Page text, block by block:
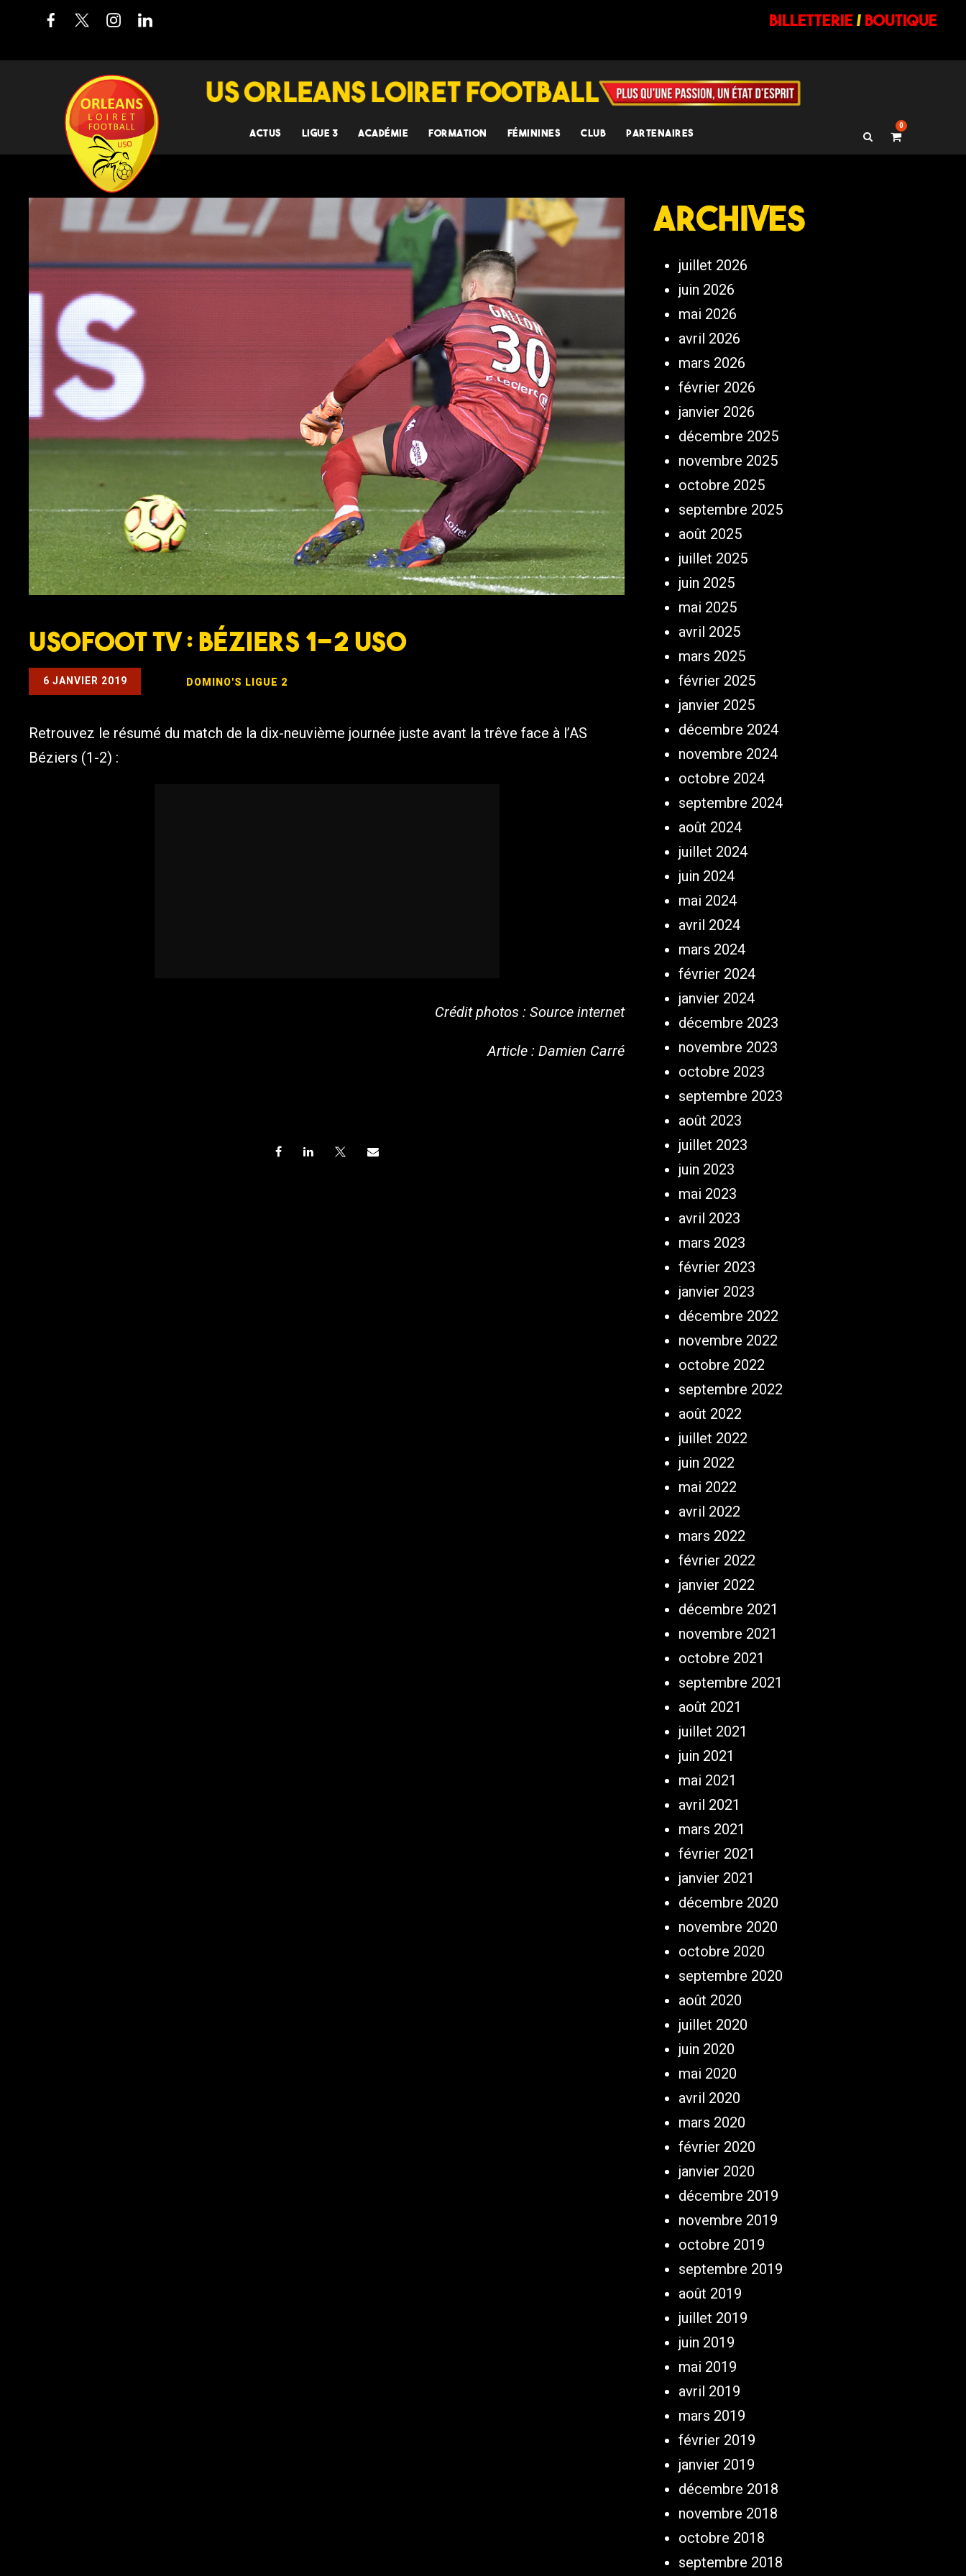
billetterie/ BOUTIQUE
ACTUS LIGUE 3 ACADÉMIE FORMATION FÉMININES CLUB PARTENAIRES
0
USOFOOT TV : Béziers 1-2 USO
6 JANVIER 2019 DOMINO'S LIGUE 2
Retrouvez le résumé du match de la dix-neuvième journée juste avant la trêve face à l’AS
Béziers (1-2) :
Crédit photos : Source internet
Article : Damien Carré
Archives
juillet 2026
juin 2026
mai 2026
avril 2026
mars 2026
février 2026
janvier 2026
décembre 2025
novembre 2025
octobre 2025
septembre 2025
août 2025
juillet 2025
juin 2025
mai 2025
avril 2025
mars 2025
février 2025
janvier 2025
décembre 2024
novembre 2024
octobre 2024
septembre 2024
août 2024
juillet 2024
juin 2024
mai 2024
avril 2024
mars 2024
février 2024
janvier 2024
décembre 2023
novembre 2023
octobre 2023
septembre 2023
août 2023
juillet 2023
juin 2023
mai 2023
avril 2023
mars 2023
février 2023
janvier 2023
décembre 2022
novembre 2022
octobre 2022
septembre 2022
août 2022
juillet 2022
juin 2022
mai 2022
avril 2022
mars 2022
février 2022
janvier 2022
décembre 2021
novembre 2021
octobre 2021
septembre 2021
août 2021
juillet 2021
juin 2021
mai 2021
avril 2021
mars 2021
février 2021
janvier 2021
décembre 2020
novembre 2020
octobre 2020
septembre 2020
août 2020
juillet 2020
juin 2020
mai 2020
avril 2020
mars 2020
février 2020
janvier 2020
décembre 2019
novembre 2019
octobre 2019
septembre 2019
août 2019
juillet 2019
juin 2019
mai 2019
avril 2019
mars 2019
février 2019
janvier 2019
décembre 2018
novembre 2018
octobre 2018
septembre 2018